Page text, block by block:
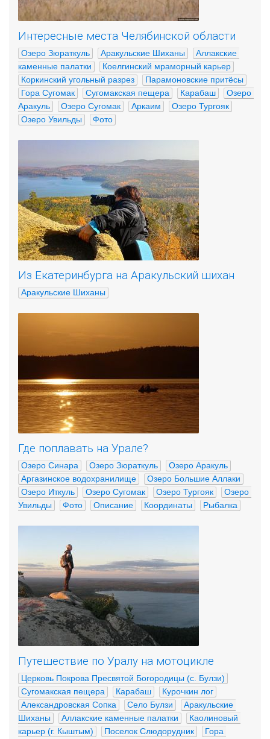
Интересные места Челябинской области
Озеро Зюраткуль Аракульские Шиханы
Аллакские
каменные палатки
Коелгинский мраморный карьер
Коркинский угольный разрез
Парамоновские притёсы
Гора Сугомак
Сугомакская пещера Карабаш
Озеро
Аракуль
Озеро Сугомак Аркаим
Озеро Тургояк
Озеро Увильды
Фото
Из Екатеринбурга на Аракульский шихан
Аракульские Шиханы
Где поплавать на Урале?
Озеро Синара Озеро Зюраткуль
Озеро Аракуль
Аргазинское водохранилище
Озеро Большие Аллаки
Озеро Иткуль
Озеро Сугомак Озеро Тургояк
Озеро
Увильды
Фото Описание Координаты Рыбалка
Путешествие по Уралу на мотоцикле
Церковь Покрова Пресвятой Богородицы (с. Булзи)
Сугомакская пещера
Карабаш
Курочкин лог
Александровская Сопка
Село Булзи
Аракульские
Шиханы
Аллакские каменные палатки
Каолиновый
карьер (г. Кыштым)
Поселок Слюдорудник
Гора